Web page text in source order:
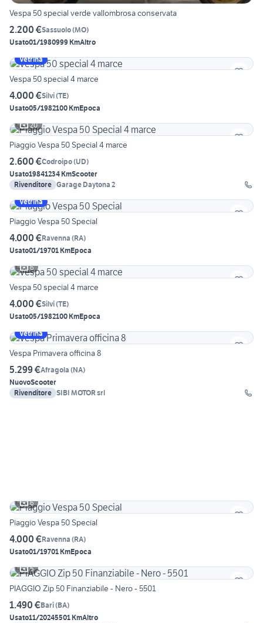
Vespa 50 special verde vallombrosa conservata
2.200 €Sassuolo(MO)
Usato01/1980999 KmAltro
Vetrina
Vespa 50 special 4 marce
4.000 €Silvi(TE)
Usato05/1982100 KmEpoca
20
Piaggio Vespa 50 Special 4 marce
2.600 €Codroipo(UD)
Usato19841234 KmScooter
Rivenditore Garage Daytona 2
Vetrina
Piaggio Vespa 50 Special
4.000 €Ravenna (RA)
Usato01/19701 KmEpoca
6
Vespa 50 special 4 marce
4.000 €Silvi(TE)
Usato05/1982100 KmEpoca
Vetrina
Vespa Primavera officina 8
5.299 €Afragola (NA)
NuovoScooter
Rivenditore SIBI MOTOR srl
6
Piaggio Vespa 50 Special
4.000 €Ravenna (RA)
Usato01/19701 KmEpoca
5
PIAGGIO Zip 50 Finanziabile - Nero - 5501
1.490 €Bari(BA)
Usato11/20245501 KmAltro